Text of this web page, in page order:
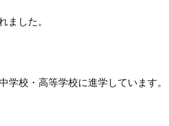
ました。
校・高等学校に進学しています。